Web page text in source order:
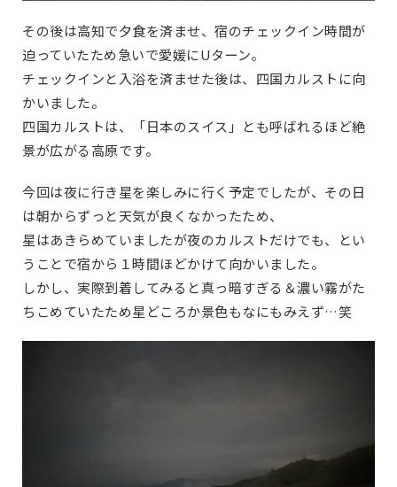
その後は高知で夕食を済ませ、宿のチェックイン時間が
迫っていたため急いで愛媛にUターン。
チェックインと入浴を済ませた後は、四国カルストに向
かいました。
四国カルストは、「日本のスイス」とも呼ばれるほど絶
景が広がる高原です。
今回は夜に行き星を楽しみに行く予定でしたが、その日
は朝からずっと天気が良くなかったため、
星はあきらめていましたが夜のカルストだけでも、とい
うことで宿から１時間ほどかけて向かいました。
しかし、実際到着してみると真っ暗すぎる＆濃い霧がた
ちこめていたため星どころか景色もなにもみえず…笑